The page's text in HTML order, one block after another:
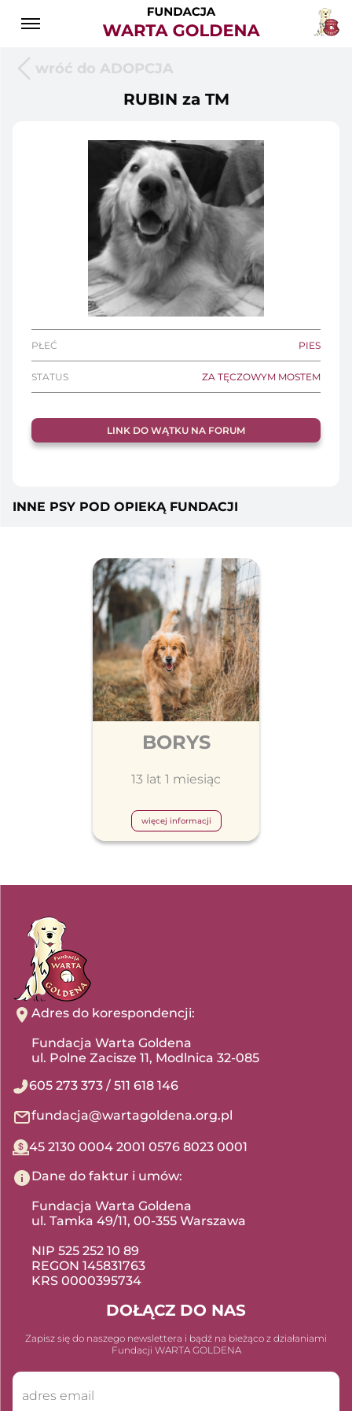
wróć do ADOPCJA
RUBIN za TM
PŁEĆ PIES
STATUS ZA TĘCZOWYM MOSTEM
LINK DO WĄTKU NA FORUM
INNE PSY POD OPIEKĄ FUNDACJI
BORYS
13 lat 1 miesiąc
więcej informacji
Adres do korespondencji:
Fundacja Warta Goldena
ul. Polne Zacisze 11, Modlnica 32-085
605 273 373 / 511 618 146
fundacja@wartagoldena.org.pl
45 2130 0004 2001 0576 8023 0001
Dane do faktur i umów:
Fundacja Warta Goldena
ul. Tamka 49/11, 00-355 Warszawa
NIP 525 252 10 89
REGON 145831763
KRS 0000395734
DOŁĄCZ DO NAS
Zapisz się do naszego newslettera i bądź na bieżąco z działaniami
Fundacji WARTA GOLDENA